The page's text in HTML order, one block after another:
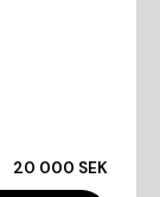
20 000 SEK